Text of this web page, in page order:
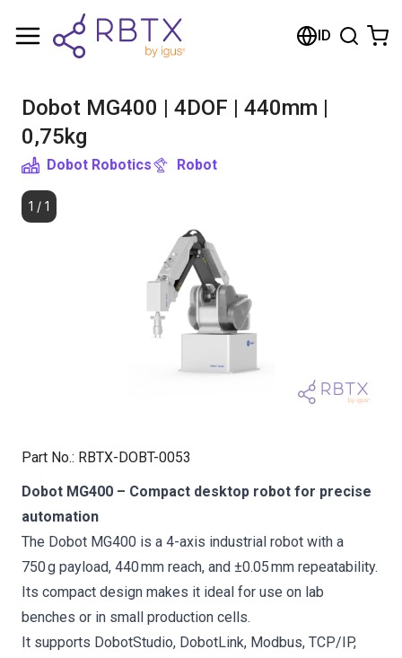
ID
Dobot MG400 | 4DOF | 440mm |
0,75kg
Dobot Robotics Robot
1 / 1
Part No.: RBTX-DOBT-0053
Dobot MG400 – Compact desktop robot for precise
automation
The Dobot MG400 is a 4-axis industrial robot with a
750 g payload, 440 mm reach, and ±0.05 mm repeatability.
Its compact design makes it ideal for use on lab
benches or in small production cells.
It supports DobotStudio, DobotLink, Modbus, TCP/IP,
Shopping Cart
Browse the shop